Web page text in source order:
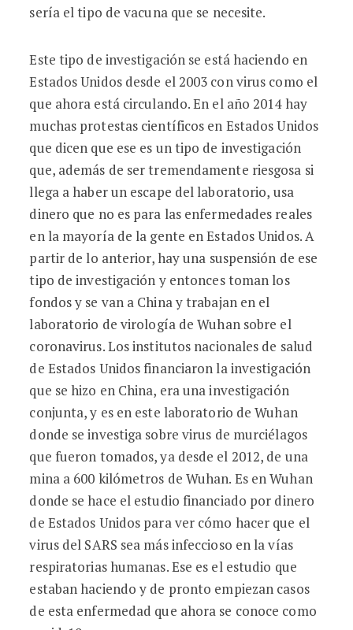
sería el tipo de vacuna que se necesite.
Este tipo de investigación se está haciendo en
Estados Unidos desde el 2003 con virus como el
que ahora está circulando. En el año 2014 hay
muchas protestas científicos en Estados Unidos
que dicen que ese es un tipo de investigación
que, además de ser tremendamente riesgosa si
llega a haber un escape del laboratorio, usa
dinero que no es para las enfermedades reales
en la mayoría de la gente en Estados Unidos. A
partir de lo anterior, hay una suspensión de ese
tipo de investigación y entonces toman los
fondos y se van a China y trabajan en el
laboratorio de virología de Wuhan sobre el
coronavirus. Los institutos nacionales de salud
de Estados Unidos financiaron la investigación
que se hizo en China, era una investigación
conjunta, y es en este laboratorio de Wuhan
donde se investiga sobre virus de murciélagos
que fueron tomados, ya desde el 2012, de una
mina a 600 kilómetros de Wuhan. Es en Wuhan
donde se hace el estudio financiado por dinero
de Estados Unidos para ver cómo hacer que el
virus del SARS sea más infeccioso en la vías
respiratorias humanas. Ese es el estudio que
estaban haciendo y de pronto empiezan casos
de esta enfermedad que ahora se conoce como